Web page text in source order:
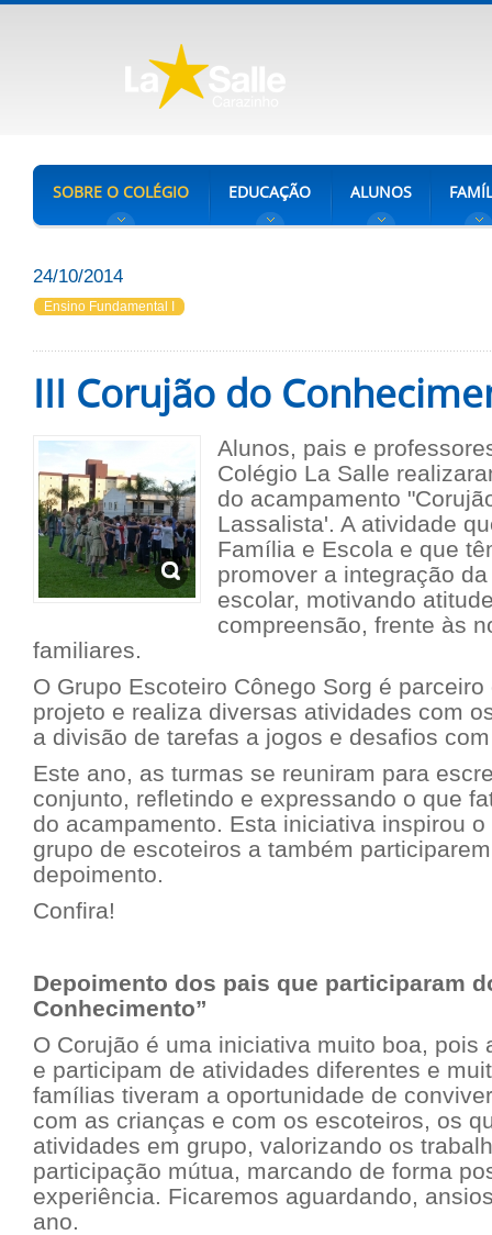
SOBRE O COLÉGIO EDUCAÇÃO ALUNOS
24/10/2014
Ensino Fundamental I
III Corujão do
Alunos, pais e
Colégio La Salle
do acampamento
Lassalista'. A atividade
Família e Escola e que
promover a integração
escolar, motivando
compreensão, frente às
familiares.
O Grupo Escoteiro Cônego Sorg é
projeto e realiza diversas atividades com
a divisão de tarefas a jogos e desafios
Este ano, as turmas se reuniram para
conjunto, refletindo e expressando o que
do acampamento. Esta iniciativa inspirou
grupo de escoteiros a também
depoimento.
Confira!
Depoimento dos pais que participaram
Conhecimento”
O Corujão é uma iniciativa muito boa, pois
e participam de atividades diferentes e
famílias tiveram a oportunidade de
com as crianças e com os escoteiros, os
atividades em grupo, valorizando os
participação mútua, marcando de forma
experiência. Ficaremos aguardando,
ano.